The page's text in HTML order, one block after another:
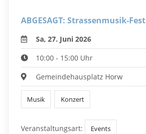
ABGESAGT: Strassenmusik-Fest
Sa, 27. Juni 2026
10:00 - 15:00 Uhr
Gemeindehausplatz Horw
Musik Konzert
Veranstaltungsart: Events